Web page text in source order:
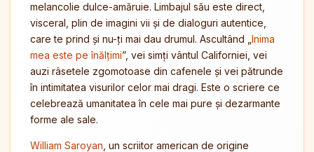
melancolie dulce-amăruie. Limbajul său este direct,
visceral, plin de imagini vii și de dialoguri autentice,
care te prind și nu-ți mai dau drumul. Ascultând „ Inima
mea este pe înălțimi”, vei simți vântul Californiei, vei
auzi râsetele zgomotoase din cafenele și vei pătrunde
în intimitatea visurilor celor mai dragi. Este o scriere ce
celebrează umanitatea în cele mai pure și dezarmante
forme ale sale.
William Saroyan , un scriitor american de origine